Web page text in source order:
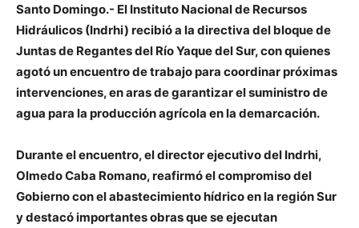
Santo Domingo.- El Instituto Nacional de Recursos
Hidráulicos (Indrhi) recibió a la directiva del bloque de
Juntas de Regantes del Río Yaque del Sur, con quienes
agotó un encuentro de trabajo para coordinar próximas
intervenciones, en aras de garantizar el suministro de
agua para la producción agrícola en la demarcación.
Durante el encuentro, el director ejecutivo del Indrhi,
Olmedo Caba Romano, reafirmó el compromiso del
Gobierno con el abastecimiento hídrico en la región Sur
y destacó importantes obras que se ejecutan